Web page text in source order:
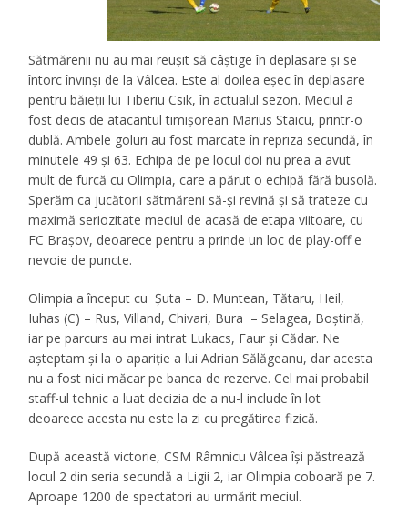
Sătmărenii nu au mai reuşit să câştige în deplasare şi se
întorc învinşi de la Vâlcea. Este al doilea eşec în deplasare
pentru băieţii lui Tiberiu Csik, în actualul sezon. Meciul a
fost decis de atacantul timişorean Marius Staicu, printr-o
dublă. Ambele goluri au fost marcate în repriza secundă, în
minutele 49 şi 63. Echipa de pe locul doi nu prea a avut
mult de furcă cu Olimpia, care a părut o echipă fără busolă.
Sperăm ca jucătorii sătmăreni să-şi revină şi să trateze cu
maximă seriozitate meciul de acasă de etapa viitoare, cu
FC Braşov, deoarece pentru a prinde un loc de play-off e
nevoie de puncte.
Olimpia a început cu Şuta – D. Muntean, Tătaru, Heil,
Iuhas (C) – Rus, Villand, Chivari, Bura – Selagea, Boştină,
iar pe parcurs au mai intrat Lukacs, Faur şi Cădar. Ne
aşteptam şi la o apariţie a lui Adrian Sălăgeanu, dar acesta
nu a fost nici măcar pe banca de rezerve. Cel mai probabil
staff-ul tehnic a luat decizia de a nu-l include în lot
deoarece acesta nu este la zi cu pregătirea fizică.
După această victorie, CSM Râmnicu Vâlcea îşi păstrează
locul 2 din seria secundă a Ligii 2, iar Olimpia coboară pe 7.
Aproape 1200 de spectatori au urmărit meciul.